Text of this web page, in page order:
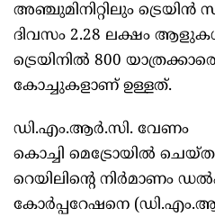
അഞ്ചുമിനിറ്റിലും
ദിവസം 2.28 ലക്ഷം
ട്രെയിനിൽ 800
കോച്ചുകളാണ് ഉള്ളത്.
ഡി.എം.ആർ.സി. വേണം
കൊച്ചി മെട്രോയിൽ
റെയിലിന്റെ നിർമാണം
കോർപ്പറേഷനെ